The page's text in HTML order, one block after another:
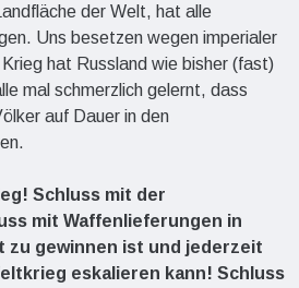
der Welt, hat alle
Uns besetzen wegen imperialer
hat Russland wie bisher (fast)
mal schmerzlich gelernt, dass
auf Dauer in den
Schluss mit der
mit Waffenlieferungen in
zu gewinnen ist und jederzeit
eskalieren kann! Schluss